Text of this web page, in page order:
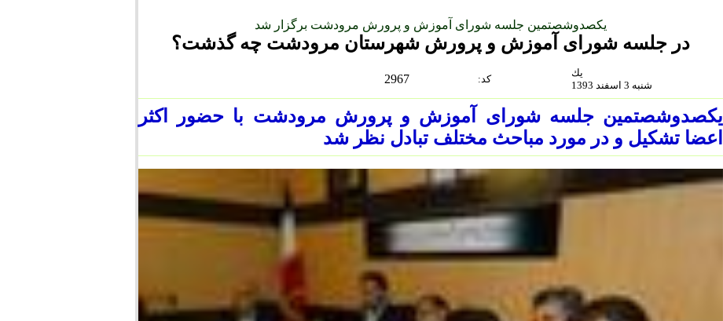
یکصدوشصتمین جلسه شورای آموزش و پرورش مرودشت برگزار شد
در جلسه شورای آموزش و پرورش شهرستان مرودشت چه گذشت؟
2967 :كد
يك
شنبه 3 اسفند 1393
یکصدوشصتمین جلسه شورای آموزش و پرورش مرودشت با حضور اکثر
اعضا تشکیل و در مورد مباحث مختلف تبادل نظر شد